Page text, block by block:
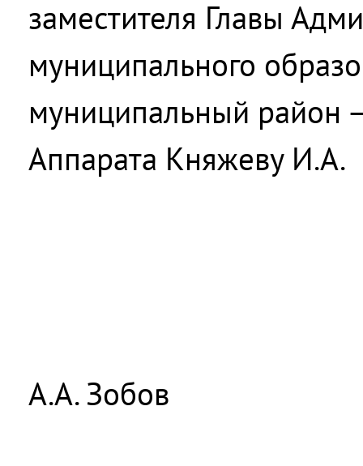
заместителя Главы
муниципального
муниципальный район
Аппарата Княжеву И.А.
А.А. Зобов